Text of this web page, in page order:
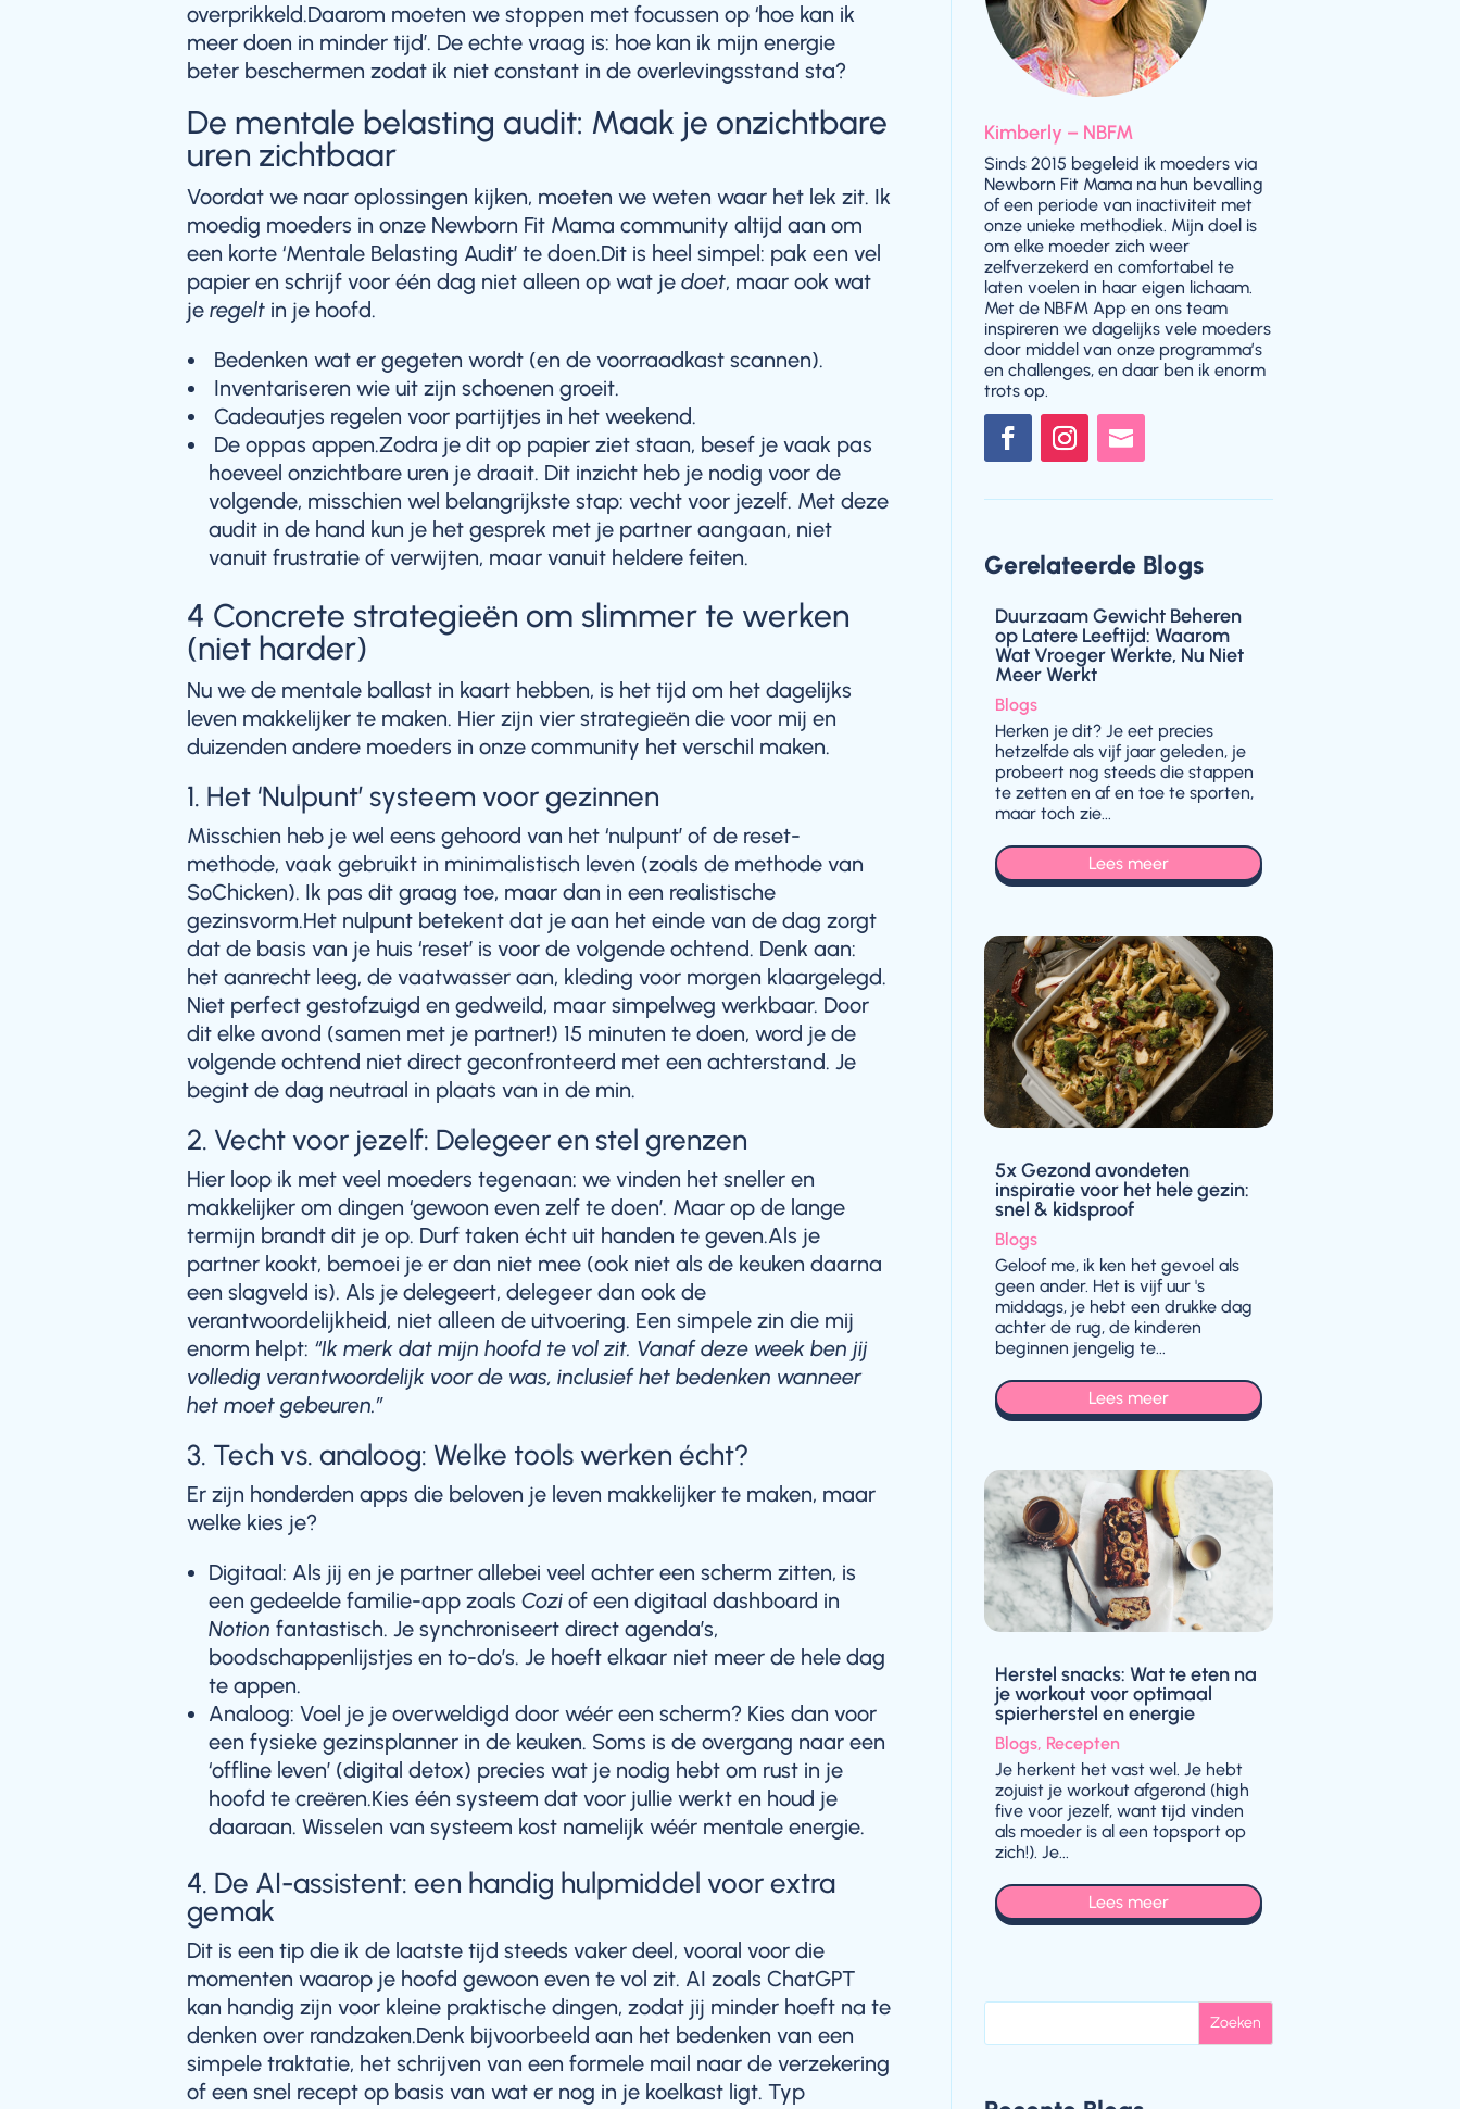
overprikkeld.Daarom moeten we stoppen met focussen op ‘hoe kan ik
meer doen in minder tijd’. De echte vraag is: hoe kan ik mijn energie
beter beschermen zodat ik niet constant in de overlevingsstand sta?
De mentale belasting audit: Maak je onzichtbare
uren zichtbaar
Voordat we naar oplossingen kijken, moeten we weten waar het lek zit. Ik
moedig moeders in onze Newborn Fit Mama community altijd aan om
een korte ‘Mentale Belasting Audit’ te doen.Dit is heel simpel: pak een vel
papier en schrijf voor één dag niet alleen op wat je doet, maar ook wat
je regelt in je hoofd.
Bedenken wat er gegeten wordt (en de voorraadkast scannen).
Inventariseren wie uit zijn schoenen groeit.
Cadeautjes regelen voor partijtjes in het weekend.
De oppas appen.Zodra je dit op papier ziet staan, besef je vaak pas
hoeveel onzichtbare uren je draait. Dit inzicht heb je nodig voor de
volgende, misschien wel belangrijkste stap: vecht voor jezelf. Met deze
audit in de hand kun je het gesprek met je partner aangaan, niet
vanuit frustratie of verwijten, maar vanuit heldere feiten.
4 Concrete strategieën om slimmer te werken
(niet harder)
Nu we de mentale ballast in kaart hebben, is het tijd om het dagelijks
leven makkelijker te maken. Hier zijn vier strategieën die voor mij en
duizenden andere moeders in onze community het verschil maken.
1. Het ‘Nulpunt’ systeem voor gezinnen
Misschien heb je wel eens gehoord van het ‘nulpunt’ of de reset-
methode, vaak gebruikt in minimalistisch leven (zoals de methode van
SoChicken). Ik pas dit graag toe, maar dan in een realistische
gezinsvorm.Het nulpunt betekent dat je aan het einde van de dag zorgt
dat de basis van je huis ‘reset’ is voor de volgende ochtend. Denk aan:
het aanrecht leeg, de vaatwasser aan, kleding voor morgen klaargelegd.
Niet perfect gestofzuigd en gedweild, maar simpelweg werkbaar. Door
dit elke avond (samen met je partner!) 15 minuten te doen, word je de
volgende ochtend niet direct geconfronteerd met een achterstand. Je
begint de dag neutraal in plaats van in de min.
2. Vecht voor jezelf: Delegeer en stel grenzen
Hier loop ik met veel moeders tegenaan: we vinden het sneller en
makkelijker om dingen ‘gewoon even zelf te doen’. Maar op de lange
termijn brandt dit je op. Durf taken écht uit handen te geven.Als je
partner kookt, bemoei je er dan niet mee (ook niet als de keuken daarna
een slagveld is). Als je delegeert, delegeer dan ook de
verantwoordelijkheid, niet alleen de uitvoering. Een simpele zin die mij
enorm helpt: “Ik merk dat mijn hoofd te vol zit. Vanaf deze week ben jij
volledig verantwoordelijk voor de was, inclusief het bedenken wanneer
het moet gebeuren.”
3. Tech vs. analoog: Welke tools werken écht?
Er zijn honderden apps die beloven je leven makkelijker te maken, maar
welke kies je?
Digitaal: Als jij en je partner allebei veel achter een scherm zitten, is
een gedeelde familie-app zoals Cozi of een digitaal dashboard in
Notion fantastisch. Je synchroniseert direct agenda’s,
boodschappenlijstjes en to-do’s. Je hoeft elkaar niet meer de hele dag
te appen.
Analoog: Voel je je overweldigd door wéér een scherm? Kies dan voor
een fysieke gezinsplanner in de keuken. Soms is de overgang naar een
‘offline leven’ (digital detox) precies wat je nodig hebt om rust in je
hoofd te creëren.Kies één systeem dat voor jullie werkt en houd je
daaraan. Wisselen van systeem kost namelijk wéér mentale energie.
4. De AI-assistent: een handig hulpmiddel voor extra
gemak
Dit is een tip die ik de laatste tijd steeds vaker deel, vooral voor die
momenten waarop je hoofd gewoon even te vol zit. AI zoals ChatGPT
kan handig zijn voor kleine praktische dingen, zodat jij minder hoeft na te
denken over randzaken.Denk bijvoorbeeld aan het bedenken van een
simpele traktatie, het schrijven van een formele mail naar de verzekering
of een snel recept op basis van wat er nog in je koelkast ligt. Typ
Kimberly – NBFM
Sinds 2015 begeleid ik moeders via
Newborn Fit Mama na hun bevalling
of een periode van inactiviteit met
onze unieke methodiek. Mijn doel is
om elke moeder zich weer
zelfverzekerd en comfortabel te
laten voelen in haar eigen lichaam.
Met de NBFM App en ons team
inspireren we dagelijks vele moeders
door middel van onze programma’s
en challenges, en daar ben ik enorm
trots op.
Gerelateerde Blogs
Duurzaam Gewicht Beheren
op Latere Leeftijd: Waarom
Wat Vroeger Werkte, Nu Niet
Meer Werkt
Blogs
Herken je dit? Je eet precies
hetzelfde als vijf jaar geleden, je
probeert nog steeds die stappen
te zetten en af en toe te sporten,
maar toch zie...
Lees meer
5x Gezond avondeten
inspiratie voor het hele gezin:
snel & kidsproof
Blogs
Geloof me, ik ken het gevoel als
geen ander. Het is vijf uur 's
middags, je hebt een drukke dag
achter de rug, de kinderen
beginnen jengelig te...
Lees meer
Herstel snacks: Wat te eten na
je workout voor optimaal
spierherstel en energie
Blogs, Recepten
Je herkent het vast wel. Je hebt
zojuist je workout afgerond (high
five voor jezelf, want tijd vinden
als moeder is al een topsport op
zich!). Je...
Lees meer
Zoeken